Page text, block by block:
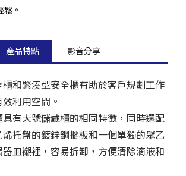
。
產品特點 影音分享
和緊湊型安全櫃有助於客戶規劃工作
利用空間。
具有大號儲藏櫃的相同特徵，同時還配
托盤的鍍鋅鋼擱板和一個單獨的聚乙
皿襯裡，容易拆卸，方便清除滴液和